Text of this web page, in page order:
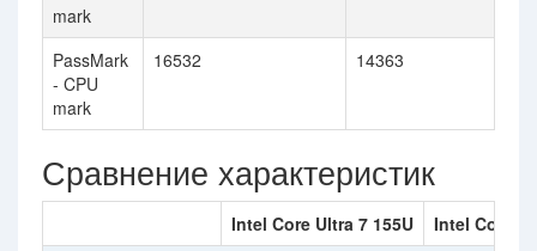
mark
PassMark
- CPU
mark
16532 14363
Сравнение характеристик
Intel Core Ultra 7 155U Intel Core